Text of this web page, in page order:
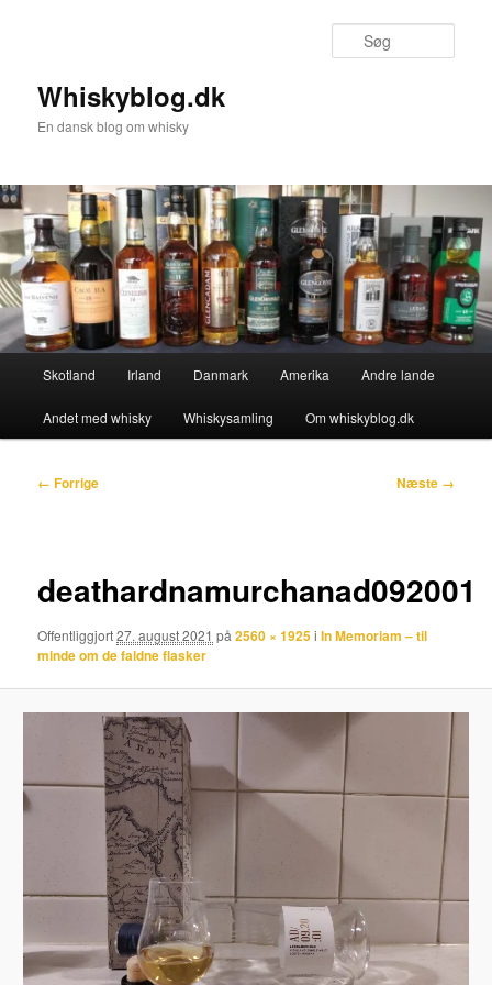
Whiskyblog.dk
En dansk blog om whisky
Skotland Irland Danmark Amerika Andre lande
Andet med whisky Whiskysamling Om whiskyblog.dk
Billednavigation
← Forrige Næste →
deathardnamurchanad092001
Offentliggjort27. august 2021 på2560 × 1925iIn Memoriam – til
minde om de faldne flasker